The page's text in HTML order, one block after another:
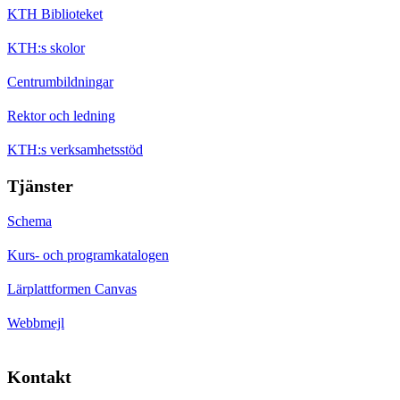
KTH Biblioteket
KTH:s skolor
Centrumbildningar
Rektor och ledning
KTH:s verksamhetsstöd
Tjänster
Schema
Kurs- och programkatalogen
Lärplattformen Canvas
Webbmejl
Kontakt